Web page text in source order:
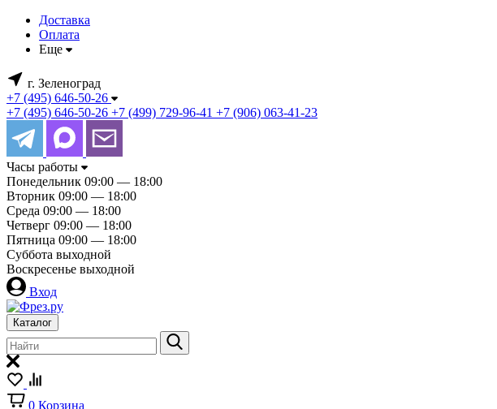
Доставка
Оплата
Еще
г. Зеленоград
+7 (495) 646-50-26
+7 (495) 646-50-26 +7 (499) 729-96-41 +7 (906) 063-41-23
Часы работы
Понедельник 09:00 — 18:00
Вторник 09:00 — 18:00
Среда 09:00 — 18:00
Четверг 09:00 — 18:00
Пятница 09:00 — 18:00
Суббота выходной
Воскресенье выходной
Вход
Каталог
0 Корзина